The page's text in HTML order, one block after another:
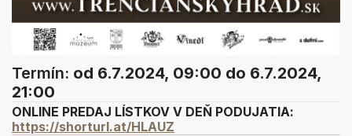
Termín: od 6.7.2024, 09:00 do 6.7.2024,
21:00
ONLINE PREDAJ LÍSTKOV V DEŇ PODUJATIA:
https://shorturl.at/HLAUZ